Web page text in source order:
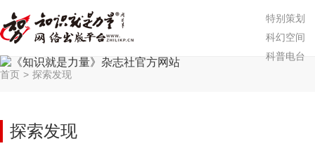
特别策划
科幻空间
科普电台
首页 > 探索发现
探索发现